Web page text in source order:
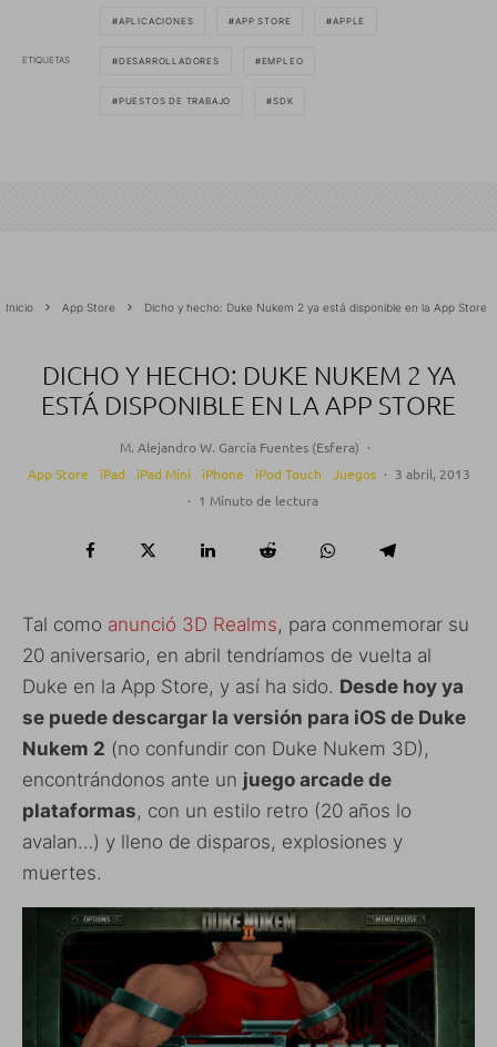
ETIQUETAS
APLICACIONES APP STORE APPLE
DESARROLLADORES EMPLEO
PUESTOS DE TRABAJO SDK
Inicio App Store Dicho y hecho: Duke Nukem 2 ya está disponible en la App Store
DICHO Y HECHO: DUKE NUKEM 2 YA
ESTÁ DISPONIBLE EN LA APP STORE
M. Alejandro W. García Fuentes (Esfera) ·
App Store
iPad iPad Mini iPhone iPod Touch Juegos · 3 abril, 2013
· 1 Minuto de lectura
Tal como anunció 3D Realms, para conmemorar su
20 aniversario, en abril tendríamos de vuelta al
Duke en la App Store, y así ha sido. Desde hoy ya
se puede descargar la versión para iOS de Duke
Nukem 2 (no confundir con Duke Nukem 3D),
encontrándonos ante un juego arcade de
plataformas, con un estilo retro (20 años lo
avalan…) y lleno de disparos, explosiones y
muertes.